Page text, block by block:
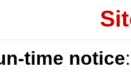
time notice